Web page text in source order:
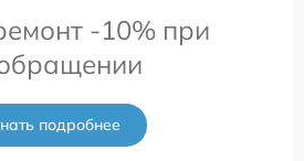
-10% при
подробнее